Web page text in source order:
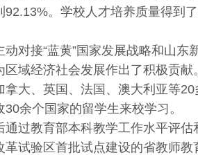
。学校人才培养质量得到
对接“蓝黄”国家发展战略和山东
域经济社会发展作出了积极贡献
大、英国、法国、澳大利亚等
余个国家的留学生来校学习。
过教育部本科教学工作水平评估
试验区首批试点建设的省教师教